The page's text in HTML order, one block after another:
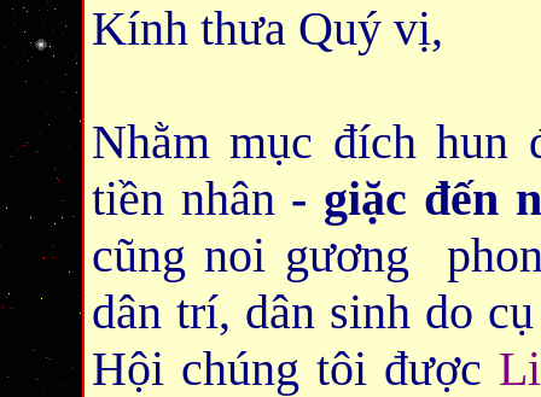
Kính thưa Quý vị,
Nhằm mục đích hun
tiền nhân - giặc đến
cũng noi gương
dân trí, dân sinh do
Hội chúng tôi được